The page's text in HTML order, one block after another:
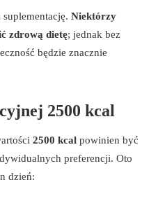
Niektórzy
zdrową dietę; jednak bez
będzie znacznie
2500 kcal
2500 kcal powinien być
preferencji. Oto
dzień: